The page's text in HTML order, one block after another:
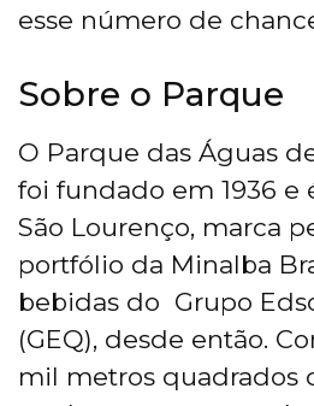
esse número de
Sobre o Parque
O Parque das Águas
foi fundado em 1936 e
São Lourenço, marca
portfólio da Minalba
bebidas do Grupo
(GEQ), desde então.
mil metros quadrados